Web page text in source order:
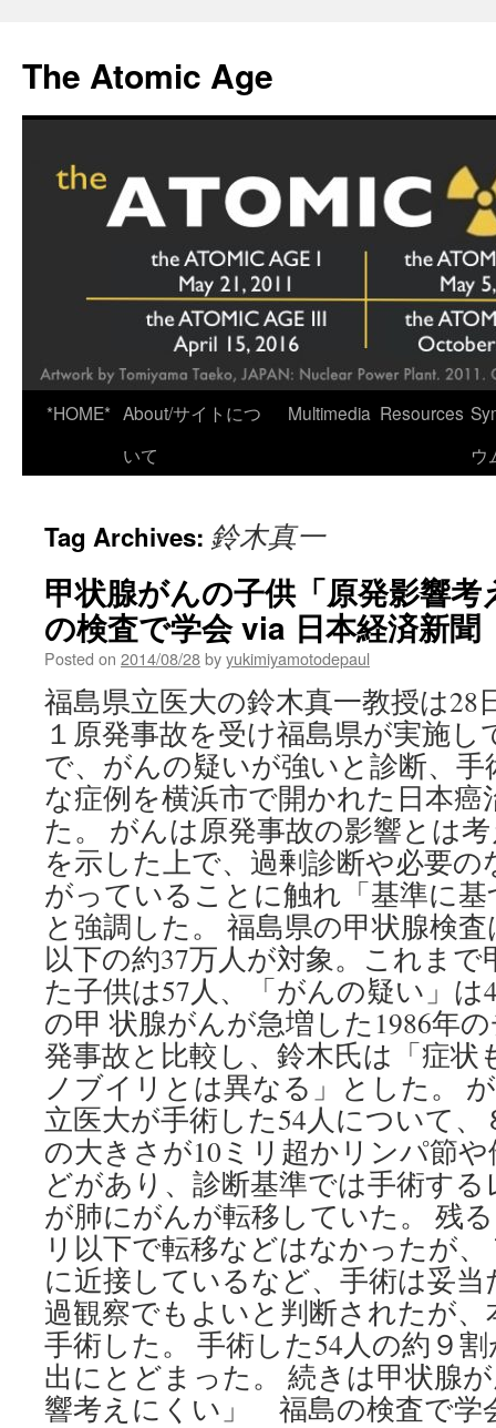
content
The Atomic Age
*HOME* About/サイトにつ
いて
Multimedia Resources
ウ
Tag Archives: 鈴木真一
甲状腺がんの子供「原発影響
の検査で学会 via 日本経済新聞
Posted on 2014/08/28byyukimiyamotodepaul
福島県立医大の鈴木真一教授は28
１原発事故を受け福島県が実施し
で、がんの疑いが強いと診断、
な症例を横浜市で開かれた日本癌
た。 がんは原発事故の影響とは
を示した上で、過剰診断や必要
がっていることに触れ「基準に
と強調した。 福島県の甲状腺検
以下の約37万人が対象。これま
た子供は57人、「がんの疑い」
の甲 状腺がんが急増した1986年
発事故と比較し、鈴木氏は「症状
ノブイリとは異なる」とした。
立医大が手術した54人について、
の大きさが10ミリ超かリンパ節
どがあり、診断基準では手術す
が肺にがんが転移していた。 残
リ以下で転移などはなかったが
に近接しているなど、手術は妥
過観察でもよいと判断されたが
手術した。 手術した54人の約９
出にとどまった。 続きは甲状腺
響考えにくい」 福島の検査で学